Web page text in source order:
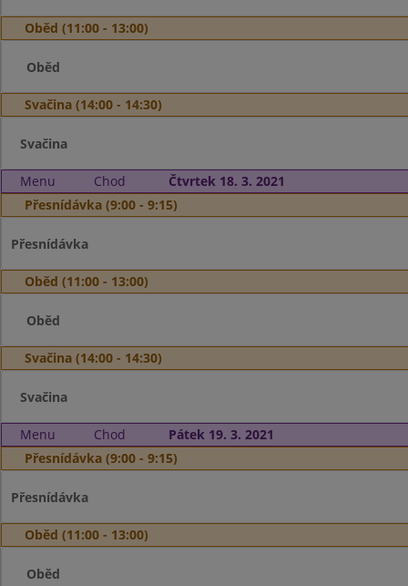
Oběd (11:00 - 13:00)
Oběd
Svačina (14:00 - 14:30)
Svačina
Menu Chod
Čtvrtek 18. 3. 2021
Přesnídávka (9:00 - 9:15)
Přesnídávka
Oběd (11:00 - 13:00)
Oběd
Svačina (14:00 - 14:30)
Svačina
Menu Chod
Pátek 19. 3. 2021
Přesnídávka (9:00 - 9:15)
Přesnídávka
Oběd (11:00 - 13:00)
Oběd